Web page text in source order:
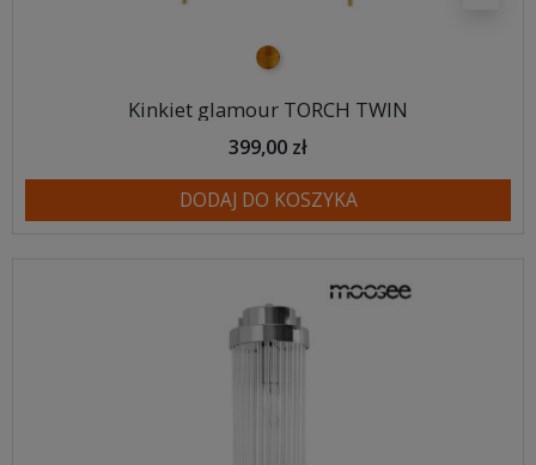
złoty
Kinkiet glamour TORCH TWIN
399,00 zł
DODAJ DO KOSZYKA